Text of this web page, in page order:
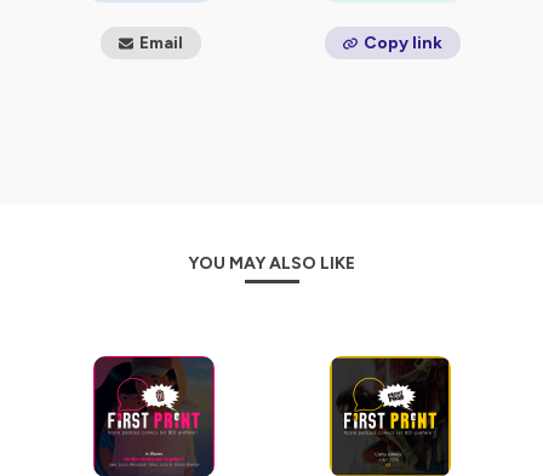
culture comics en France et ailleurs (le format
Notre ambition est de pouvoirfaire ce podcast de
beaucoup dessus. Si le contenu vous plaît et que vous
souhaitezle voir perdurer et se développer, on vous
rendez-vous sur notre page Tipeeeà ce lien :
https://fr.tipeee.com/first-print
Email Copy link
YOU MAY ALSO LIKE